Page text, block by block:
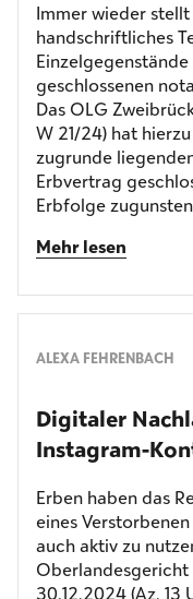
Immer wieder
handschriftliches
geschlossenen
Das OLG
W 21/24) hat
zugrunde
Erbvertrag
Erbfolge
Mehr lesen
ALEXA FEHRENBACH
Digitaler
Instagram-
Erben haben das
eines
auch aktiv zu